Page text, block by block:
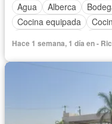
Agua
Alberca
Cocina equipada
Hace 1 semana, 1 día en -